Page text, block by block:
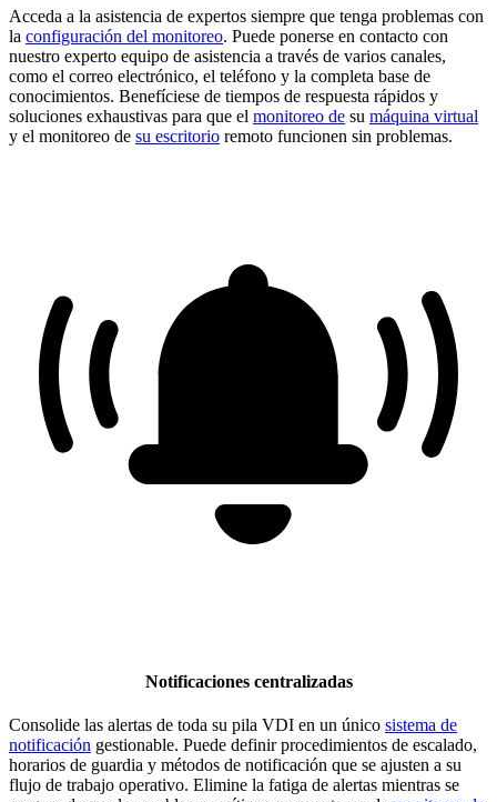
Acceda a la asistencia de expertos siempre que tenga problemas con
la configuración del monitoreo. Puede ponerse en contacto con
nuestro experto equipo de asistencia a través de varios canales,
como el correo electrónico, el teléfono y la completa base de
conocimientos. Benefíciese de tiempos de respuesta rápidos y
soluciones exhaustivas para que el monitoreo de su máquina virtual
y el monitoreo de su escritorio remoto funcionen sin problemas.
Notificaciones centralizadas
Consolide las alertas de toda su pila VDI en un único sistema de
notificación gestionable. Puede definir procedimientos de escalado,
horarios de guardia y métodos de notificación que se ajusten a su
flujo de trabajo operativo. Elimine la fatiga de alertas mientras se